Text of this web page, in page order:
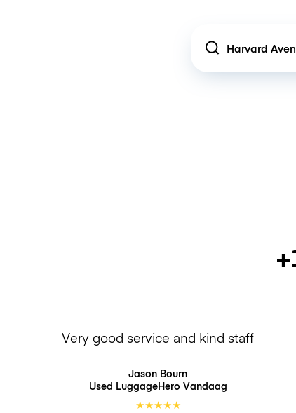
Location
Very good service and kind staff
Jason Bourn
Used LuggageHero Vandaag
★★★★★